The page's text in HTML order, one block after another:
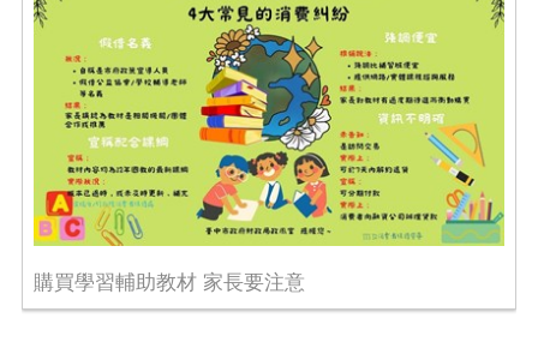
購買學習輔助教材 家長要注意